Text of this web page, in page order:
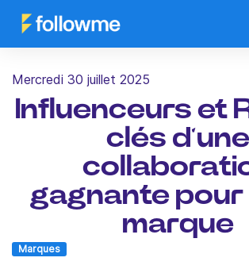
mercredi 30 juillet 2025
Influenceurs et
clés d’une
gagnante
marque
Marques